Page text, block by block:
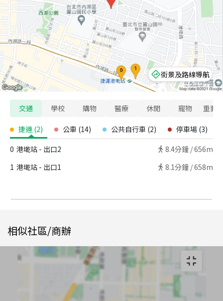
街景及路線導航
交通 學校 購物 醫療 休閒 寵物 重要
捷運 (2) 公車 (14) 公共自行車 (2) 停車場 (3)
0 港墘站 - 出口2 8.4分鐘 /656m
1 港墘站 - 出口1 8.1分鐘 /658m
相似社區/商辦